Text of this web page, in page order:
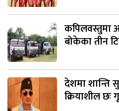
कपिलवस्तुमा
बोकेका तीन
देशमा शान्ति
क्रियाशील छः